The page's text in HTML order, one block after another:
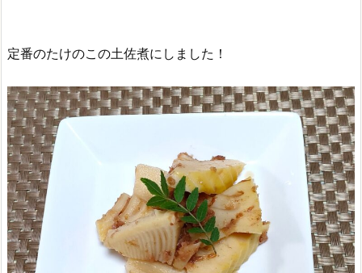
定番のたけのこの土佐煮にしました！